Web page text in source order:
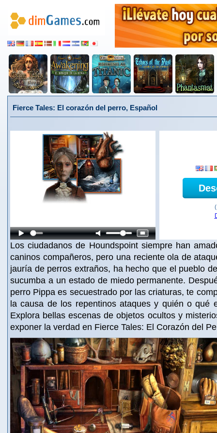
Fierce Tales: El corazón del perro, Español
Los ciudadanos de Houndspoint siempre han
caninos compañeros, pero una reciente ola de
jauría de perros extraños, ha hecho que el pueblo
sucumba a un estado de miedo permanente.
perro Pippa es secuestrado por las criaturas, te
la causa de los repentinos ataques y quién o qué
Explora bellas escenas de objetos ocultos y
exponer la verdad en Fierce Tales: El Corazón del